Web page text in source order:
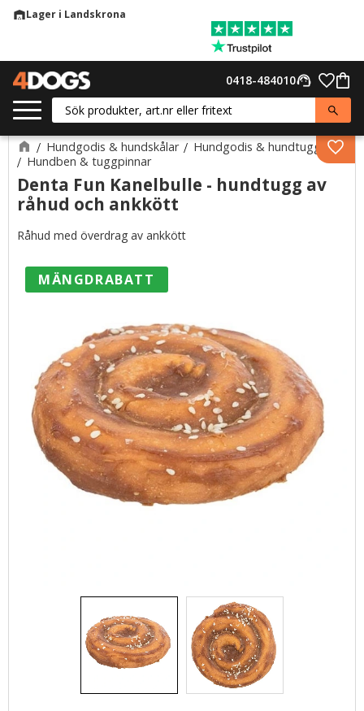
warehouseLager i Landskrona
support_agent
0418-484010
Hundgodis & hundskålar
Hundgodis & hundtugg
Hundben & tuggpinnar
Denta Fun Kanelbulle - hundtugg av
råhud och ankkött
Råhud med överdrag av ankkött
MÄNGDRABATT